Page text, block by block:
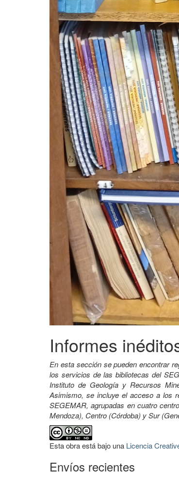
Informes
En esta sección se pueden encontrar
los servicios de las bibliotecas del
Instituto de Geología y Recursos
Asimismo, se incluye el acceso a los
SEGEMAR, agrupadas en cuatro
Mendoza), Centro (Córdoba) y Sur
Esta obra está bajo una Licencia
Envíos recientes